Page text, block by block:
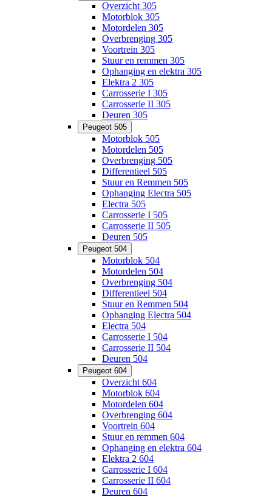
Overzicht 305
Motorblok 305
Motordelen 305
Overbrenging 305
Voortrein 305
Stuur en remmen 305
Ophanging en elektra 305
Elektra 2 305
Carrosserie I 305
Carrosserie II 305
Deuren 305
Peugeot 505
Motorblok 505
Motordelen 505
Overbrenging 505
Differentieel 505
Stuur en Remmen 505
Ophanging Electra 505
Electra 505
Carrosserie I 505
Carrosserie II 505
Deuren 505
Peugeot 504
Motorblok 504
Motordelen 504
Overbrenging 504
Differentieel 504
Stuur en Remmen 504
Ophanging Electra 504
Electra 504
Carrosserie I 504
Carrosserie II 504
Deuren 504
Peugeot 604
Overzicht 604
Motorblok 604
Motordelen 604
Overbrenging 604
Voortrein 604
Stuur en remmen 604
Ophanging en elektra 604
Elektra 2 604
Carrosserie I 604
Carrosserie II 604
Deuren 604